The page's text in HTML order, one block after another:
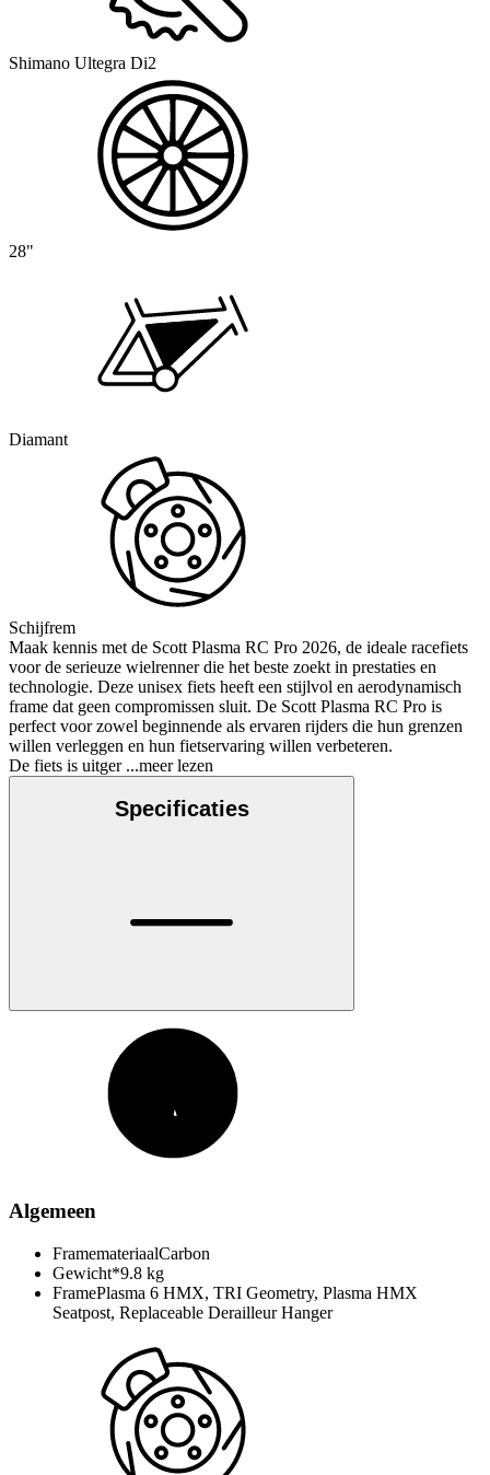
Shimano Ultegra Di2
28"
Diamant
Schijfrem
Maak kennis met de Scott Plasma RC Pro 2026, de ideale racefiets
voor de serieuze wielrenner die het beste zoekt in prestaties en
technologie. Deze unisex fiets heeft een stijlvol en aerodynamisch
frame dat geen compromissen sluit. De Scott Plasma RC Pro is
perfect voor zowel beginnende als ervaren rijders die hun grenzen
willen verleggen en hun fietservaring willen verbeteren.
De fiets is uitger...meer lezen
Specificaties
Algemeen
FramemateriaalCarbon
Gewicht*9.8 kg
FramePlasma 6 HMX, TRI Geometry, Plasma HMX
Seatpost, Replaceable Derailleur Hanger